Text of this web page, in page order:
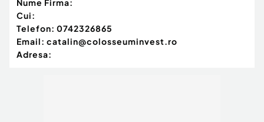
Nume Firma:
Cui:
Telefon: 0742326865
Email: catalin@colosseuminvest.ro
Adresa: